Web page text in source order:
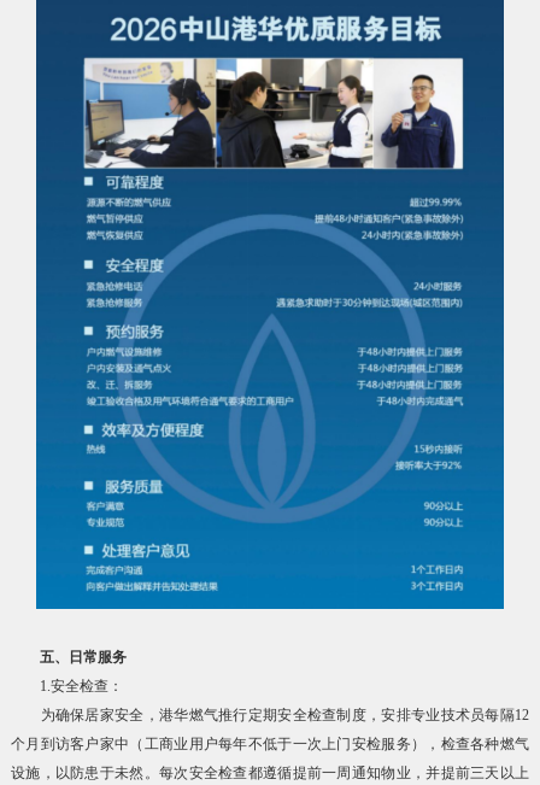
五、日常服务
1.安全检查：
为确保居家安全，港华燃气推行定期安全检查制度，安排专业技术员每隔12
个月到访客户家中（工商业用户每年不低于一次上门安检服务），检查各种燃气
设施，以防患于未然。每次安全检查都遵循提前一周通知物业，并提前三天以上